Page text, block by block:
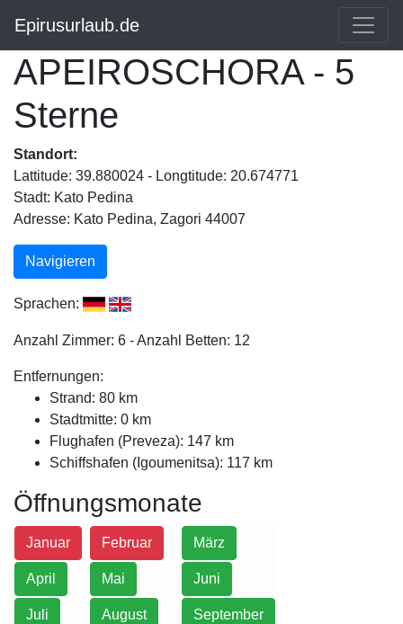
Epirusurlaub.de
APEIROSCHORA - 5
Sterne
Standort:
Lattitude: 39.880024 - Longtitude: 20.674771
Stadt: Kato Pedina
Adresse: Kato Pedina, Zagori 44007
Navigieren
Sprachen:
Anzahl Zimmer: 6 - Anzahl Betten: 12
Entfernungen:
Strand: 80 km
Stadtmitte: 0 km
Flughafen (Preveza): 147 km
Schiffshafen (Igoumenitsa): 117 km
Öffnungsmonate
Januar Februar März
April Mai Juni
Juli August September